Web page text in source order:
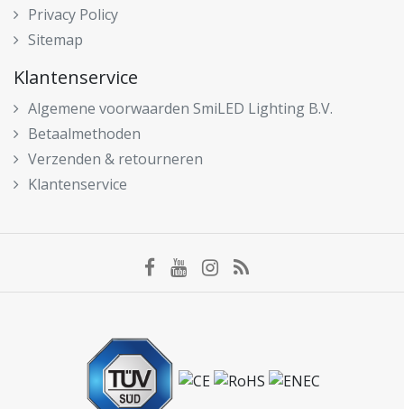
Privacy Policy
Sitemap
Klantenservice
Algemene voorwaarden SmiLED Lighting B.V.
Betaalmethoden
Verzenden & retourneren
Klantenservice